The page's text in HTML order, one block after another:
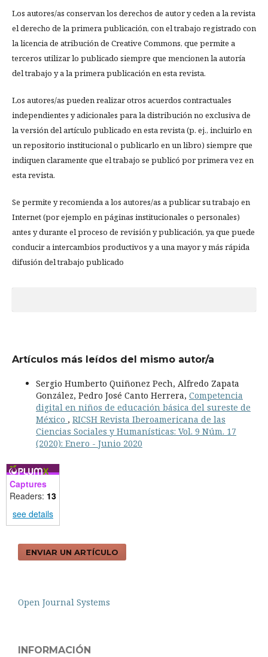
Los autores/as conservan los derechos de autor y ceden a la revista
el derecho de la primera publicación, con el trabajo registrado con
la licencia de atribución de Creative Commons, que permite a
terceros utilizar lo publicado siempre que mencionen la autoría
del trabajo y a la primera publicación en esta revista.
Los autores/as pueden realizar otros acuerdos contractuales
independientes y adicionales para la distribución no exclusiva de
la versión del artículo publicado en esta revista (p. ej., incluirlo en
un repositorio institucional o publicarlo en un libro) siempre que
indiquen claramente que el trabajo se publicó por primera vez en
esta revista.
Se permite y recomienda a los autores/as a publicar su trabajo en
Internet (por ejemplo en páginas institucionales o personales)
antes y durante el proceso de revisión y publicación, ya que puede
conducir a intercambios productivos y a una mayor y más rápida
difusión del trabajo publicado
Artículos más leídos del mismo autor/a
Sergio Humberto Quiñonez Pech, Alfredo Zapata
González, Pedro José Canto Herrera, Competencia
digital en niños de educación básica del sureste de
México , RICSH Revista Iberoamericana de las
Ciencias Sociales y Humanísticas: Vol. 9 Núm. 17
(2020): Enero - Junio 2020
Captures
Readers: 13
see details
ENVIAR UN ARTÍCULO
Open Journal Systems
INFORMACIÓN